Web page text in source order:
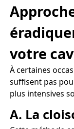
votre
À certaines
suffisent pas
plus intensives
A. La